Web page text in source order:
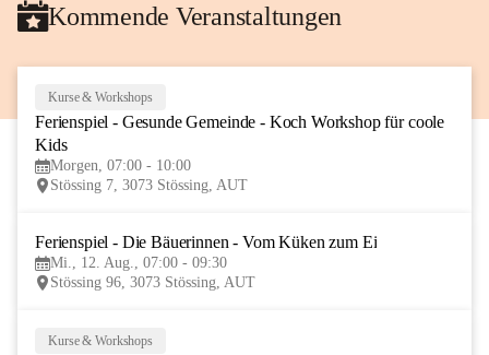
Kommende Veranstaltungen
AUG
Kurse & Workshops
Ferienspiel - Gesunde Gemeinde - Koch Workshop für coole
Kids
Morgen, 07:00 - 10:00
Stössing 7, 3073 Stössing, AUT
Ferienspiel - Die Bäuerinnen - Vom Küken zum Ei
Mi., 12. Aug., 07:00 - 09:30
Stössing 96, 3073 Stössing, AUT
Kurse & Workshops